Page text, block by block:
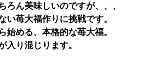
ろん美味しいのですが、、、
い苺大福作りに挑戦です。
始める、本格的な苺大福。
入り混じります。